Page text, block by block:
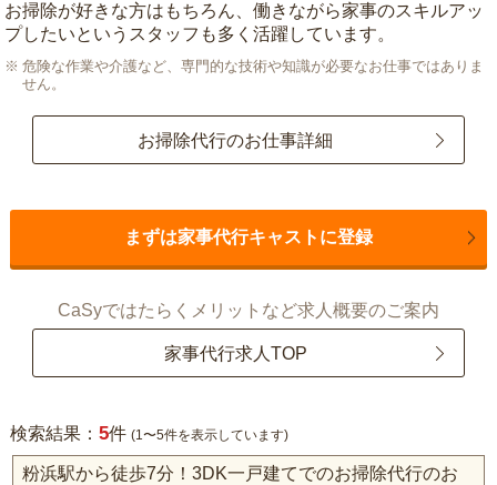
お掃除が好きな方はもちろん、働きながら家事のスキルアッ
プしたいというスタッフも多く活躍しています。
危険な作業や介護など、専門的な技術や知識が必要なお仕事ではありま
せん。
お掃除代行のお仕事詳細
まずは家事代行キャストに登録
CaSyではたらくメリットなど求人概要のご案内
家事代行求人TOP
検索結果： 5件 (1〜5件を表示しています)
粉浜駅から徒歩7分！3DK一戸建てでのお掃除代行のお